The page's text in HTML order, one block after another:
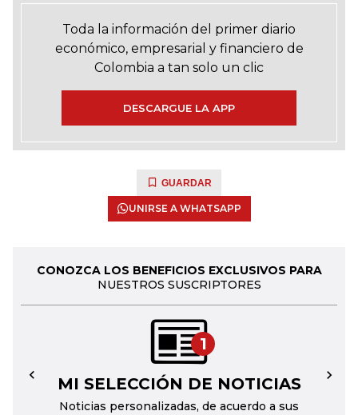
Toda la información del primer diario
económico, empresarial y financiero de
Colombia a tan solo un clic
DESCARGUE LA APP
GUARDAR
UNIRSE A WHATSAPP
CONOZCA LOS BENEFICIOS EXCLUSIVOS PARA
NUESTROS SUSCRIPTORES
1
MI SELECCIÓN DE NOTICIAS
Noticias personalizadas, de acuerdo a sus
← →